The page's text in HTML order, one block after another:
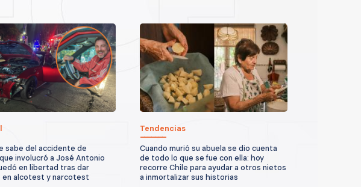
sabe del accidente de
involucró a José Antonio
en libertad tras dar
en alcotest y narcotest
Tendencias
Cuando murió su abuela se dio cuenta
de todo lo que se fue con ella: hoy
recorre Chile para ayudar a otros nietos
a inmortalizar sus historias